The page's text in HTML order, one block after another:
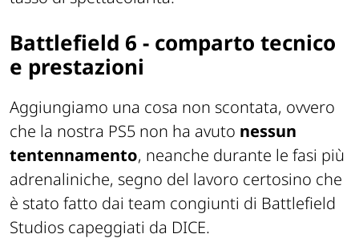
Battlefield 6 - comparto tecnico
e prestazioni
Aggiungiamo una cosa non scontata, ovvero
che la nostra PS5 non ha avuto nessun
tentennamento, neanche durante le fasi più
adrenaliniche, segno del lavoro certosino che
è stato fatto dai team congiunti di Battlefield
Studios capeggiati da DICE.